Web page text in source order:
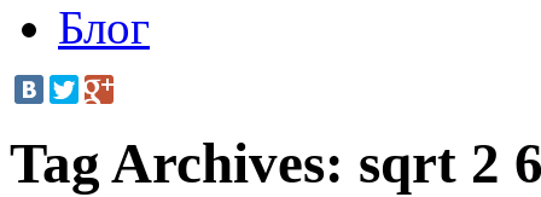
Блог
Tag Archives: sqrt 2